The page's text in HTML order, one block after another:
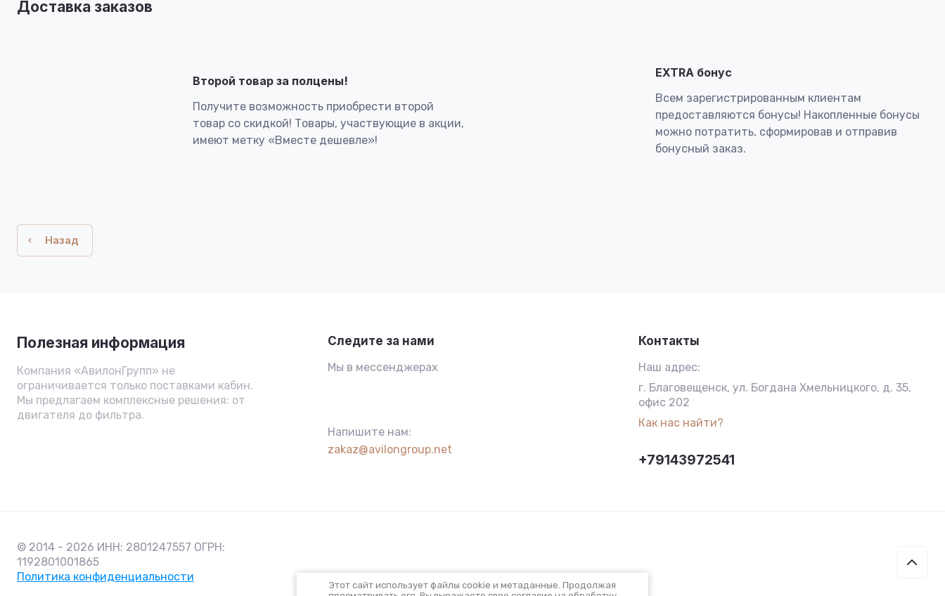
Доставка заказов
Второй товар за полцены!
Получите возможность приобрести второй
товар со скидкой! Товары, участвующие в акции,
имеют метку «Вместе дешевле»!
EXTRA бонус
Всем зарегистрированным клиентам
предоставляются бонусы! Накопленные бонусы
можно потратить, сформировав и отправив
бонусный заказ.
Назад
Полезная информация
Компания «АвилонГрупп» не
ограничивается только поставками кабин.
Мы предлагаем комплексные решения: от
двигателя до фильтра.
Следите за нами
Мы в мессенджерах
Напишите нам:
zakaz@avilongroup.net
Контакты
Наш адрес:
г. Благовещенск, ул. Богдана Хмельницкого, д. 35,
офис 202
Как нас найти?
+79143972541
© 2014 - 2026 ИНН: 2801247557 ОГРН:
1192801001865
Политика конфиденциальности
Этот сайт использует файлы cookie и метаданные. Продолжая